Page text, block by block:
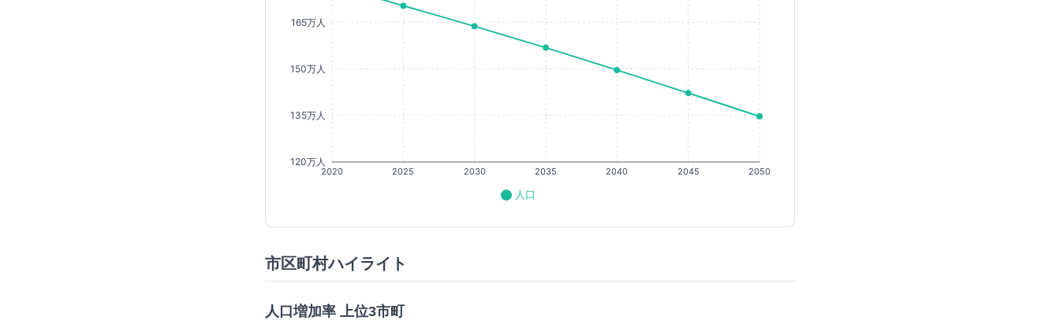
2020 2025 2030 2035 2040 2045 2050
120万人
135万人
150万人
165万人
人口
市区町村ハイライト
人口増加率 上位3市町